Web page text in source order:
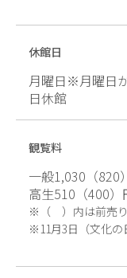
休館日
月曜日※月曜日
日休館
観覧料
一般1,030（820
高生510（400）
（ ）内は前売
11月3日（文化